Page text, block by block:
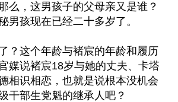
么，这男孩子的父母亲又是谁？
男孩现在已经二十多岁了。
？这个年龄与褚宸的年龄和履历
媒说褚宸18岁与她的丈夫、卡塔
相识相恋，也就是说根本没机会
干部生党魁的继承人吧？